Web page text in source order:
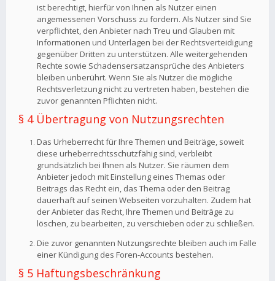
ist berechtigt, hierfür von Ihnen als Nutzer einen
angemessenen Vorschuss zu fordern. Als Nutzer sind Sie
verpflichtet, den Anbieter nach Treu und Glauben mit
Informationen und Unterlagen bei der Rechtsverteidigung
gegenüber Dritten zu unterstützen. Alle weitergehenden
Rechte sowie Schadensersatzansprüche des Anbieters
bleiben unberührt. Wenn Sie als Nutzer die mögliche
Rechtsverletzung nicht zu vertreten haben, bestehen die
zuvor genannten Pflichten nicht.
§ 4 Übertragung von Nutzungsrechten
Das Urheberrecht für Ihre Themen und Beiträge, soweit
diese urheberrechtsschutzfähig sind, verbleibt
grundsätzlich bei Ihnen als Nutzer. Sie räumen dem
Anbieter jedoch mit Einstellung eines Themas oder
Beitrags das Recht ein, das Thema oder den Beitrag
dauerhaft auf seinen Webseiten vorzuhalten. Zudem hat
der Anbieter das Recht, Ihre Themen und Beiträge zu
löschen, zu bearbeiten, zu verschieben oder zu schließen.
Die zuvor genannten Nutzungsrechte bleiben auch im Falle
einer Kündigung des Foren-Accounts bestehen.
§ 5 Haftungsbeschränkung